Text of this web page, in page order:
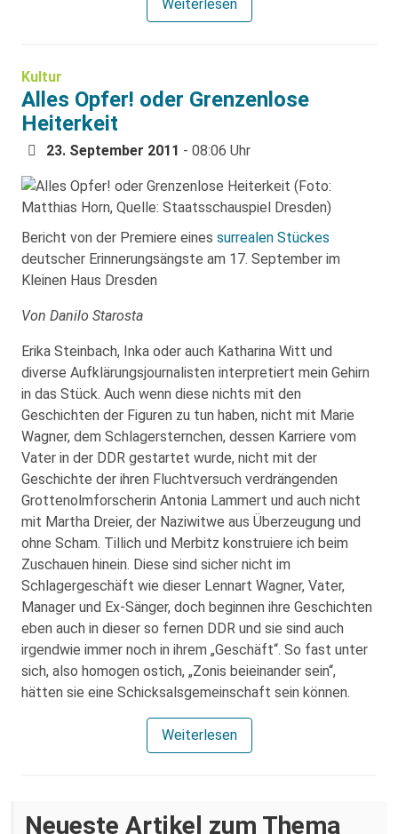
Weiterlesen
Kultur
Alles Opfer! oder Grenzenlose
Heiterkeit
23. September 2011 - 08:06 Uhr
Bericht von der Premiere eines surrealen Stückes
deutscher Erinnerungsängste am 17. September im
Kleinen Haus Dresden
Von Danilo Starosta
Erika Steinbach, Inka oder auch Katharina Witt und
diverse Aufklärungsjournalisten interpretiert mein Gehirn
in das Stück. Auch wenn diese nichts mit den
Geschichten der Figuren zu tun haben, nicht mit Marie
Wagner, dem Schlagersternchen, dessen Karriere vom
Vater in der DDR gestartet wurde, nicht mit der
Geschichte der ihren Fluchtversuch verdrängenden
Grottenolmforscherin Antonia Lammert und auch nicht
mit Martha Dreier, der Naziwitwe aus Überzeugung und
ohne Scham. Tillich und Merbitz konstruiere ich beim
Zuschauen hinein. Diese sind sicher nicht im
Schlagergeschäft wie dieser Lennart Wagner, Vater,
Manager und Ex-Sänger, doch beginnen ihre Geschichten
eben auch in dieser so fernen DDR und sie sind auch
irgendwie immer noch in ihrem „Geschäft“. So fast unter
sich, also homogen ostich, „Zonis beieinander sein“,
hätten sie eine Schicksalsgemeinschaft sein können.
Weiterlesen
Neueste Artikel zum Thema